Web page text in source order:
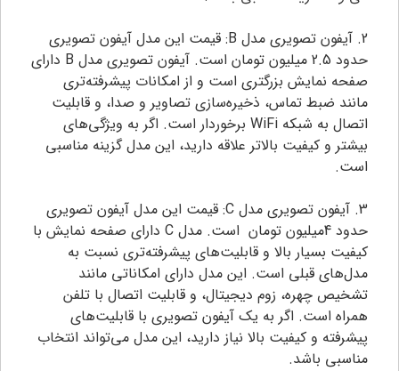
2. آیفون تصویری مدل B: قیمت این مدل آیفون تصویری
حدود 2.5 میلیون تومان است. آیفون تصویری مدل B دارای
صفحه نمایش بزرگتری است و از امکانات پیشرفته‌تری
مانند ضبط تماس، ذخیره‌سازی تصاویر و صدا، و قابلیت
اتصال به شبکه WiFi برخوردار است. اگر به ویژگی‌های
بیشتر و کیفیت بالاتر علاقه دارید، این مدل گزینه مناسبی
است.
3. آیفون تصویری مدل C: قیمت این مدل آیفون تصویری
حدود 4میلیون تومان است. مدل C دارای صفحه نمایش با
کیفیت بسیار بالا و قابلیت‌های پیشرفته‌تری نسبت به
مدل‌های قبلی است. این مدل دارای امکاناتی مانند
تشخیص چهره، زوم دیجیتال، و قابلیت اتصال با تلفن
همراه است. اگر به یک آیفون تصویری با قابلیت‌های
پیشرفته و کیفیت بالا نیاز دارید، این مدل می‌تواند انتخاب
مناسبی باشد.